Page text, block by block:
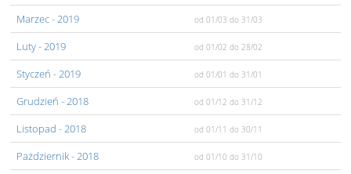
Marzec- 2019 od 01/03 do 31/03
Luty- 2019 od 01/02 do 28/02
Styczeń - 2019 od 01/01 do 31/01
Grudzień - 2018 od 01/12 do 31/12
Listopad - 2018 od 01/11 do 30/11
Pażdziernik- 2018 od 01/10 do 31/10